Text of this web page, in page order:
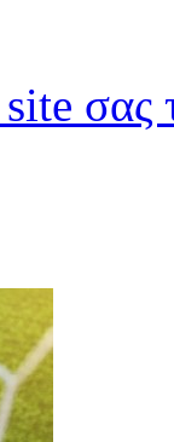
σας